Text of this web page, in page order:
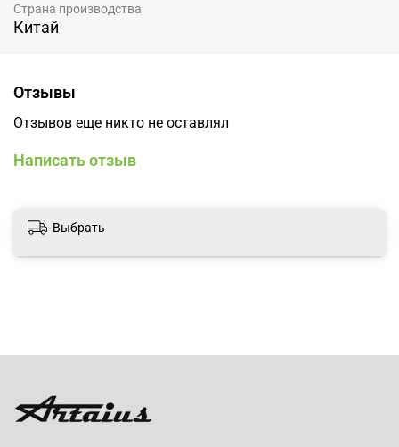
Страна производства
Китай
Отзывы
Отзывов еще никто не оставлял
Написать отзыв
Выбрать